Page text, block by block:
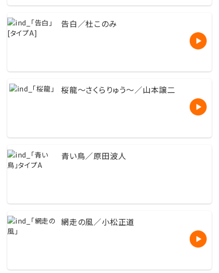
告白／杜このみ
桜龍〜さくらりゅう〜／山本譲二
青い鳥／原田波人
網走の風／小松正道